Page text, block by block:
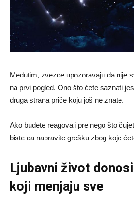
Međutim, zvezde upozoravaju da nije
na prvi pogled. Ono što ćete saznati
druga strana priče koju još ne znate.
Ako budete reagovali pre nego što
biste da napravite grešku zbog koje
Ljubavni život
koji menjaju sve